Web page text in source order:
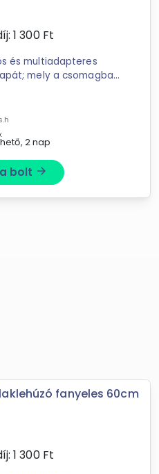
1 300Ft
és multiadapteres
mely a csomagban
egyik legjobb ...
2 nap
bolt arrow_forward
fanyeles 60cm
1 300Ft